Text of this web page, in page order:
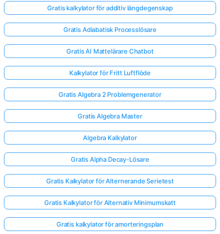
Gratis kalkylator för additiv längdegenskap
Gratis Adiabatisk Processlösare
Gratis AI Mattelärare Chatbot
Kalkylator för Fritt Luftflöde
Gratis Algebra 2 Problemgenerator
Gratis Algebra Master
Algebra Kalkylator
Gratis Alpha Decay-Lösare
Gratis Kalkylator för Alternerande Serietest
Gratis Kalkylator för Alternativ Minimumskatt
Gratis kalkylator för amorteringsplan